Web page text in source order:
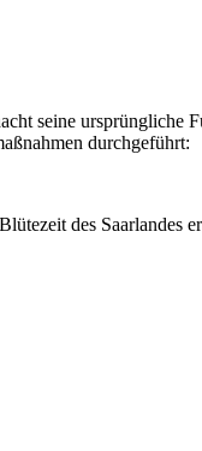
seine ursprüngliche
durchgeführt:
des Saarlandes